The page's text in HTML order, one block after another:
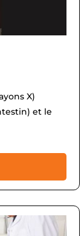
X)
et le